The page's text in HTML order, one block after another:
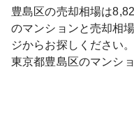
豊島区の売却相場は
のマンションと売却相
ジからお探しください。
東京都豊島区のマンシ